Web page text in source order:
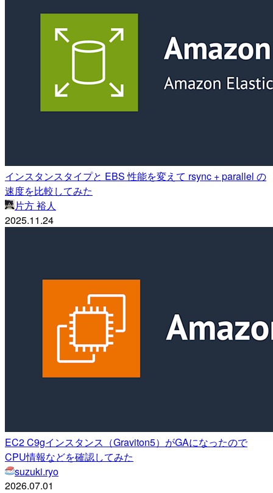
インスタンスタイプと EBS 性能を変えて rsync + parallel の
速度を比較してみた
片方 裕人
2025.11.24
EC2 C9gインスタンス（Graviton5）がGAになったので
CPU情報などを確認してみた
suzuki.ryo
2026.07.01